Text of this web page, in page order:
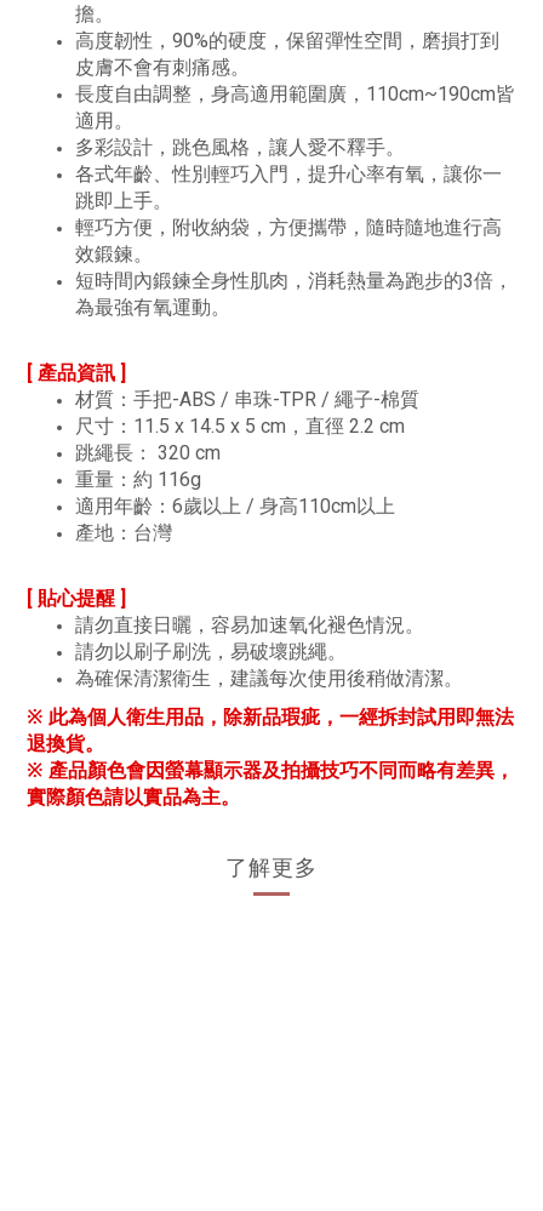
擔。
高度韌性，90%的硬度，保留彈性空間，磨損打到
皮膚不會有刺痛感。
長度自由調整，身高適用範圍廣，110cm~190cm皆
適用。
多彩設計，跳色風格，讓人愛不釋手。
各式年齡、性別輕巧入門，提升心率有氧，讓你一
跳即上手。
輕巧方便，附收納袋，方便攜帶，隨時隨地進行高
效鍛鍊。
短時間內鍛鍊全身性肌肉，消耗熱量為跑步的3倍，
為最強有氧運動。
[ 產品資訊 ]
材質：手把-ABS / 串珠-TPR / 繩子-棉質
尺寸：11.5 x 14.5 x 5 cm，直徑 2.2 cm
跳繩長： 320 cm
重量：約 116g
適用年齡：6歲以上 / 身高110cm以上
產地：台灣
[ 貼心提醒 ]
請勿直接日曬，容易加速氧化褪色情況。
請勿以刷子刷洗，易破壞跳繩。
為確保清潔衛生，建議每次使用後稍做清潔。
※ 此為個人衛生用品，除新品瑕疵，一經拆封試用即無法
退換貨。
※ 產品顏色會因螢幕顯示器及拍攝技巧不同而略有差異，
實際顏色請以實品為主。
了解更多